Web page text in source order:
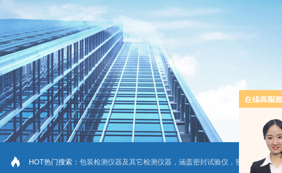
HOT热门搜索： 包装检测仪器及其它检测仪器，涵盖密封试验仪，密封与泄漏强度测试仪，拉力机，抗压机，热封试验仪，摩擦系数仪，剥